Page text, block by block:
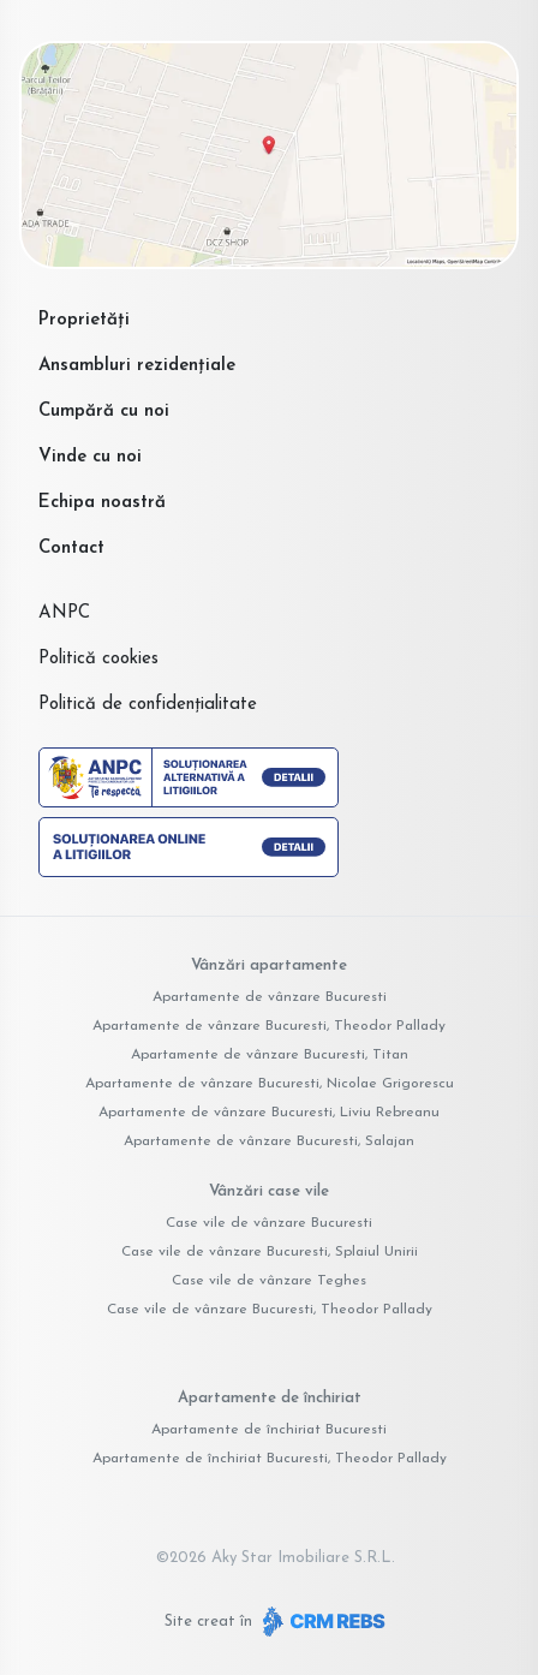
Proprietăți
Ansambluri rezidențiale
Cumpără cu noi
Vinde cu noi
Echipa noastră
Contact
ANPC
Politică cookies
Politică de confidențialitate
Vânzări apartamente
Apartamente de vânzare Bucuresti
Apartamente de vânzare Bucuresti, Theodor Pallady
Apartamente de vânzare Bucuresti, Titan
Apartamente de vânzare Bucuresti, Nicolae Grigorescu
Apartamente de vânzare Bucuresti, Liviu Rebreanu
Apartamente de vânzare Bucuresti, Salajan
Vânzări case vile
Case vile de vânzare Bucuresti
Case vile de vânzare Bucuresti, Splaiul Unirii
Case vile de vânzare Teghes
Case vile de vânzare Bucuresti, Theodor Pallady
Apartamente de închiriat
Apartamente de închiriat Bucuresti
Apartamente de închiriat Bucuresti, Theodor Pallady
©2026 Aky Star Imobiliare S.R.L.
Site creat în